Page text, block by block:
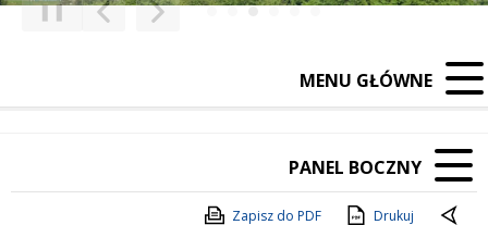
Poprzedni Element
Następny Element
❚❚
MENU GŁÓWNE
PANEL BOCZNY
Zapisz do PDF Drukuj